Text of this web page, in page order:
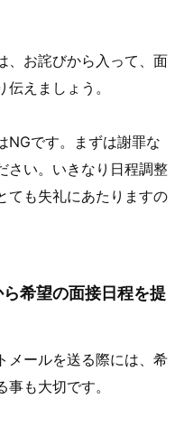
、お詫びから入って、面
えましょう。
NGです。まずは謝罪な
さい。いきなり日程調整
ても失礼にあたりますの
希望の面接日程を提
メールを送る際には、希
も大切です。